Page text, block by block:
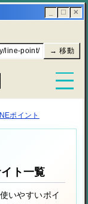
☐ ✕
line-point/ → 移動
ポイント
ト一覧
いやすいポイ